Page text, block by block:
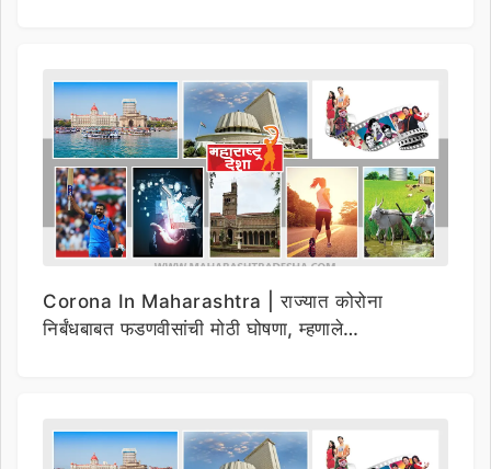
Corona In Maharashtra | राज्यात कोरोना
निर्बंधबाबत फडणवीसांची मोठी घोषणा, म्हणाले…